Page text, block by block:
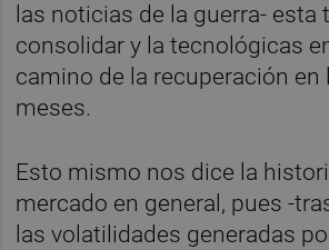
las noticias de la guerra- esta
consolidar y la tecnológicas
camino de la recuperación
meses.
Esto mismo nos dice la
mercado en general, pues -
las volatilidades generadas